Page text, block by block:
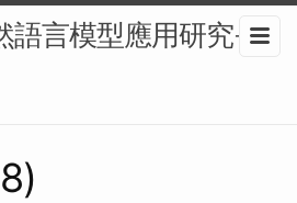
語言模型應用研究-網